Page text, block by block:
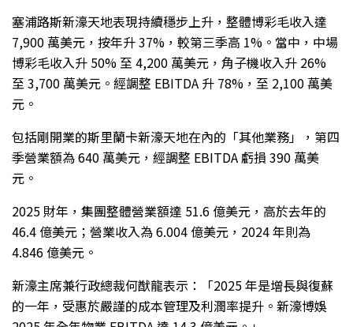
塞浦路斯新濠天地表現持續穩步上升，整體博彩毛收入達
7,900 萬美元，按年升 37%，較第三季高 1%。當中，中場
博彩毛收入升 50% 至 4,200 萬美元，角子機收入升 26%
至 3,700 萬美元。經調整 EBITDA 升 78%，至 2,100 萬美
元。
包括剛開業的斯里蘭卡新濠天地在內的「其他業務」，第四
季營業額為 640 萬美元，經調整 EBITDA 虧損 390 萬美
元。
2025 財年，集團整體營業額達 51.6 億美元，高於去年的
46.4 億美元；營業收入為 6.004 億美元，2024 年則為
4.846 億美元。
新濠主席兼行政總裁何猷龍表示：「2025 年是增長與復蘇
的一年，受惠於嚴謹的成本管理及利潤率提升。新濠博娛